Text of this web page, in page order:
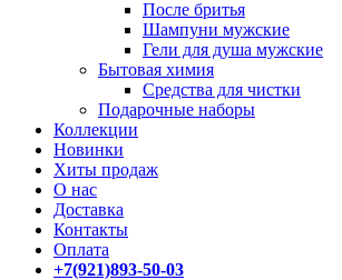
После бритья
Шампуни мужские
Гели для душа мужские
Бытовая химия
Средства для чистки
Подарочные наборы
Коллекции
Новинки
Хиты продаж
О нас
Доставка
Контакты
Оплата
+7(921)893-50-03